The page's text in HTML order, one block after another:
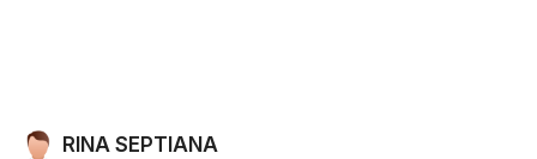
RINA SEPTIANA